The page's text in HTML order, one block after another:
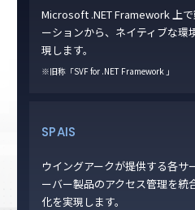
Microsoft .NET Framework 上
ーションから、ネイティブな環
現します。
※旧称「SVF for .NET Framework 」
SPAIS
ウイングアークが提供する各
ーバー製品のアクセス管理を統
化を実現します。